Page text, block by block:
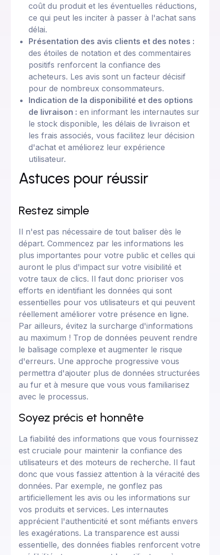
coût du produit et les éventuelles réductions,
ce qui peut les inciter à passer à l'achat sans
délai.
Présentation des avis clients et des notes :
des étoiles de notation et des commentaires
positifs renforcent la confiance des
acheteurs. Les avis sont un facteur décisif
pour de nombreux consommateurs.
Indication de la disponibilité et des options
de livraison : en informant les internautes sur
le stock disponible, les délais de livraison et
les frais associés, vous facilitez leur décision
d'achat et améliorez leur expérience
utilisateur.
Astuces pour réussir
Restez simple
Il n'est pas nécessaire de tout baliser dès le
départ. Commencez par les informations les
plus importantes pour votre public et celles qui
auront le plus d'impact sur votre visibilité et
votre taux de clics. Il faut donc prioriser vos
efforts en identifiant les données qui sont
essentielles pour vos utilisateurs et qui peuvent
réellement améliorer votre présence en ligne.
Par ailleurs, évitez la surcharge d'informations
au maximum ! Trop de données peuvent rendre
le balisage complexe et augmenter le risque
d'erreurs. Une approche progressive vous
permettra d'ajouter plus de données structurées
au fur et à mesure que vous vous familiarisez
avec le processus.
Soyez précis et honnête
La fiabilité des informations que vous fournissez
est cruciale pour maintenir la confiance des
utilisateurs et des moteurs de recherche. Il faut
donc que vous fassiez attention à la véracité des
données. Par exemple, ne gonflez pas
artificiellement les avis ou les informations sur
vos produits et services. Les internautes
apprécient l'authenticité et sont méfiants envers
les exagérations. La transparence est aussi
essentielle, des données fiables renforcent votre